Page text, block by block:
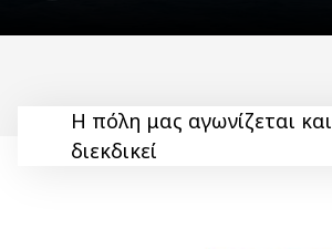
Η πόλη μας αγωνίζεται και
διεκδικεί